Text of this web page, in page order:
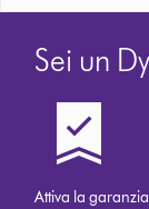
Sei un
Attiva la garanzia